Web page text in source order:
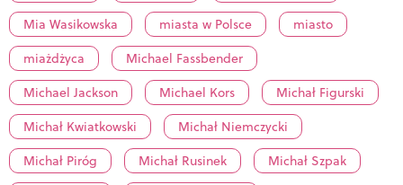
Mia Wasikowska
miasta w Polsce
miasto
miażdżyca
Michael Fassbender
Michael Jackson
Michael Kors
Michał Figurski
Michał Kwiatkowski
Michał Niemczycki
Michał Piróg
Michał Rusinek
Michał Szpak